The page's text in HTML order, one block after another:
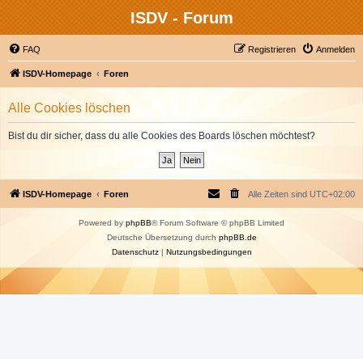
ISDV - Forum
FAQ Anmelden
Registrieren
ISDV-Homepage Foren
Alle Cookies löschen
Bist du dir sicher, dass du alle Cookies des Boards löschen möchtest?
ISDV-Homepage Foren Alle Zeiten sind UTC+02:00
Powered by phpBB® Forum Software © phpBB Limited
Deutsche Übersetzung durch phpBB.de
Datenschutz| Nutzungsbedingungen